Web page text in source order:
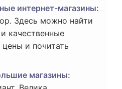
интернет-магазины:
Здесь можно найти
качественные
цены и почитать
магазины: